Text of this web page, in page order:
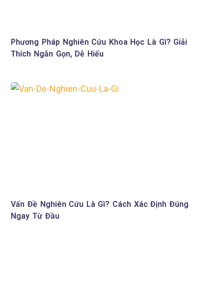
Phương Pháp Nghiên Cứu Khoa Học Là Gì? Giải
Thích Ngắn Gọn, Dễ Hiểu
Vấn Đề Nghiên Cứu Là Gì? Cách Xác Định Đúng
Ngay Từ Đầu